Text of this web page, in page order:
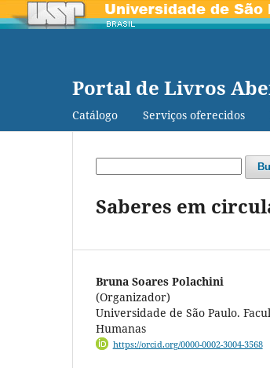
Portal de Livros
Catálogo Serviços oferecidos
Saberes em
Bruna Soares Polachini
(Organizador)
Universidade de São Paulo.
Humanas
https://orcid.org/0000-0002-3004-3568